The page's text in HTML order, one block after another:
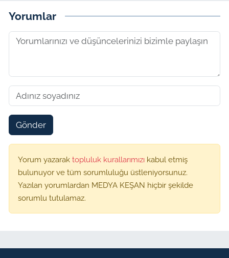
Yorumlar
Gönder
Yorum yazarak topluluk kurallarımızı kabul etmiş
bulunuyor ve tüm sorumluluğu üstleniyorsunuz.
Yazılan yorumlardan MEDYA KEŞAN hiçbir şekilde
sorumlu tutulamaz.